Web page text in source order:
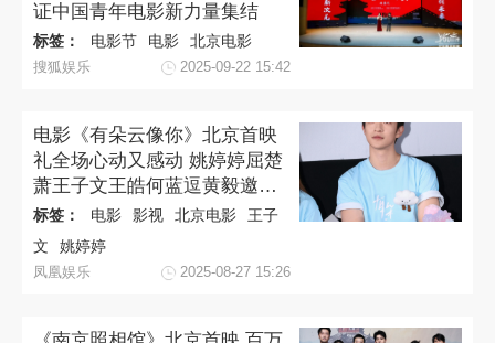
证中国青年电影新力量集结
标签： 电影节 电影 北京电影
搜狐娱乐 2025-09-22 15:42
电影《有朵云像你》北京首映
礼全场心动又感动 姚婷婷屈楚
萧王子文王皓何蓝逗黄毅邀你
七夕浪漫相见
标签： 电影 影视 北京电影
王子
文
姚婷婷
凤凰娱乐 2025-08-27 15:26